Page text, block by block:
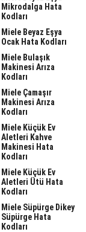
Mikrodalga Hata
Kodları
Miele Beyaz Eşya
Ocak Hata Kodları
Miele Bulaşık
Makinesi Arıza
Kodları
Miele Çamaşır
Makinesi Arıza
Kodları
Miele Küçük Ev
Aletleri Kahve
Makinesi Hata
Kodları
Miele Küçük Ev
Aletleri Ütü Hata
Kodları
Miele Süpürge Dikey
Süpürge Hata
Kodları